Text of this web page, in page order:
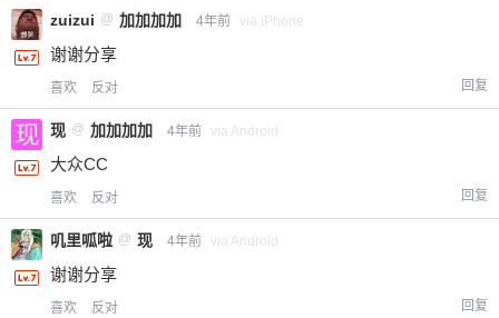
zuizui @ 加加加加 4年前 via iPhone
谢谢分享
喜欢 反对 回复
现 @ 加加加加 4年前 via Android
大众CC
喜欢 反对 回复
叽里呱啦 @ 现 4年前 via Android
谢谢分享
喜欢 反对 回复